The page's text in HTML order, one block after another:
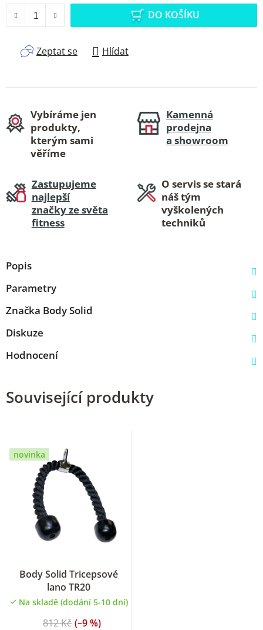
DO KOŠÍKU
Zeptat se Hlídat
Vybíráme jen
produkty,
kterým sami
věříme
Kamenná
prodejna
a showroom
Zastupujeme
najlepší
značky ze světa
fitness
O servis se stará
náš tým
vyškolených
techniků
Popis
Parametry
Značka Body Solid
Diskuze
Hodnocení
Související produkty
novinka
Body Solid Tricepsové
lano TR20
Na skladě (dodání 5-10 dní)
812 Kč (–9 %)